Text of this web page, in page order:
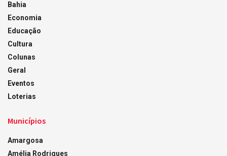
Bahia
Economia
Educação
Cultura
Colunas
Geral
Eventos
Loterias
Municípios
Amargosa
Amélia Rodrigues